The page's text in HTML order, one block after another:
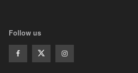
Follow us